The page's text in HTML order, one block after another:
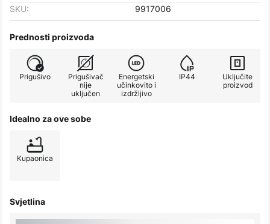
SKU:
9917006
Prednosti proizvoda
Prigušivo
Prigušivač
nije
uključen
Energetski
učinkovito i
izdržljivo
IP44
Uključite
proizvod
Idealno za ove sobe
Kupaonica
Svjetlina